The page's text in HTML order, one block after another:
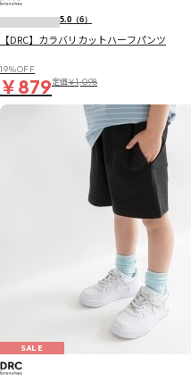
5.0 （6）
【DRC】カラバリカットハーフパンツ
19％OFF
￥879定価￥1,098
SALE